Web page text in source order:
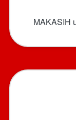
MAKASIH